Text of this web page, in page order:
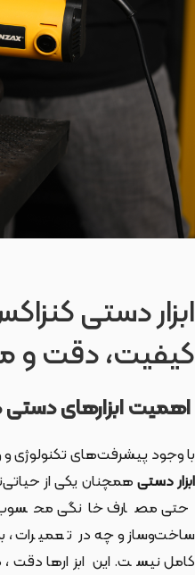
ابزار دستی
کیفیت، دقت و
اهمیت ابزارهای دستی
با وجود پیشرفت‌های تکنولوژی و
ابزار دستیهمچنان یکی از
حتی مصارف خانگی
ساخت‌وساز و چه در تعمیرات،
کامل نیست. این ابزارها